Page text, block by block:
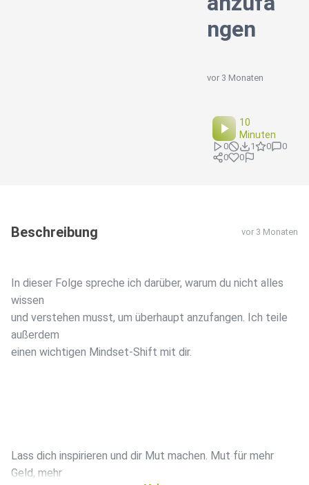
ngen
vor 3 Monaten
10
Minuten
0 1 0
0
0
0
Beschreibung vor 3 Monaten
In dieser Folge spreche ich darüber, warum du nicht alles
wissen
und verstehen musst, um überhaupt anzufangen. Ich teile
außerdem
einen wichtigen Mindset-Shift mit dir.
Lass dich inspirieren und dir Mut machen. Mut für mehr
Geld, mehr